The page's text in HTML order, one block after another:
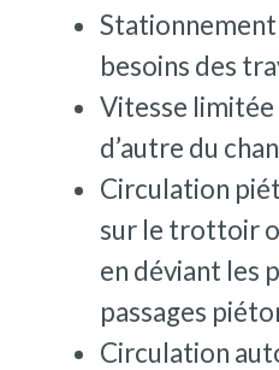
besoins des
Vitesse
d’autre du
Circulation
sur le trottoir
en déviant les
passages
Circulation